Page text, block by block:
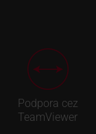
Podpora cez
TeamViewer